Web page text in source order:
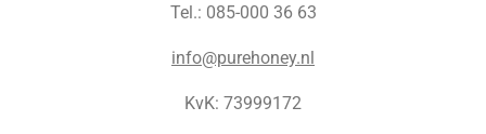
Tel.: 085-000 36 63
info@purehoney.nl
KvK: 73999172